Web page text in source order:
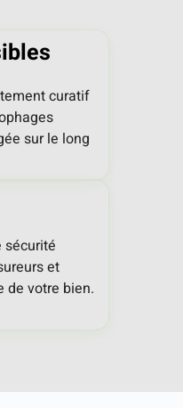
curatif
sur le long
sécurité
et
de votre bien.